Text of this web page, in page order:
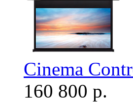
Cinema
160 800 р.